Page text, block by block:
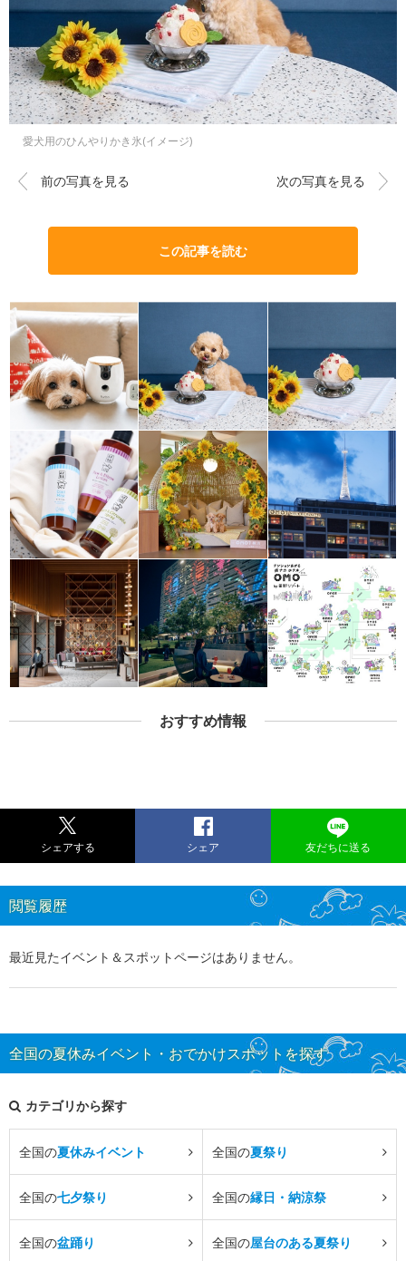
愛犬用のひんやりかき氷(イメージ)
前の写真を見る 次の写真を見る
この記事を読む
おすすめ情報
シェアする シェア 友だちに送る
閲覧履歴
最近見たイベント＆スポットページはありません。
全国の夏休みイベント・おでかけスポットを探す
カテゴリから探す
全国の夏休みイベント 全国の夏祭り
全国の七夕祭り 全国の縁日・納涼祭
全国の盆踊り 全国の屋台のある夏祭り